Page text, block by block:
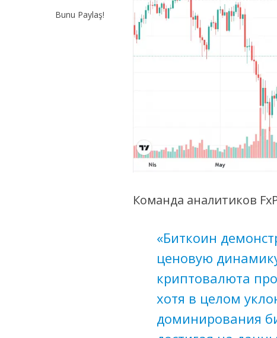
Bunu Paylaş!
Команда аналитиков
«Биткоин
ценовую
криптовалюта
хотя в целом
доминирования